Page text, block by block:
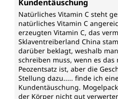
Kundentäuschung
Natürliches Vitamin C steht
natürliches Vitamin C
erzeugten Vitamin C, das
Sklaventreiberland China
darüber beklagt, weshalb
schreiben muss, wenn es
Peozentsatz ist, aber die
Stellung dazu..... finde ich
Kundentäuschung.
der Körper nicht gut